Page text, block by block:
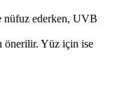
nüfuz ederken, UVB
önerilir. Yüz için ise